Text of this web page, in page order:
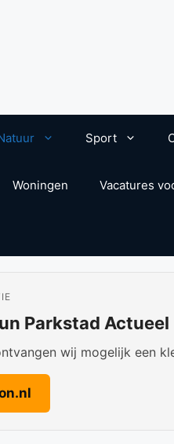
Sport
Woningen Vacatures
Parkstad Actueel
wij mogelijk een